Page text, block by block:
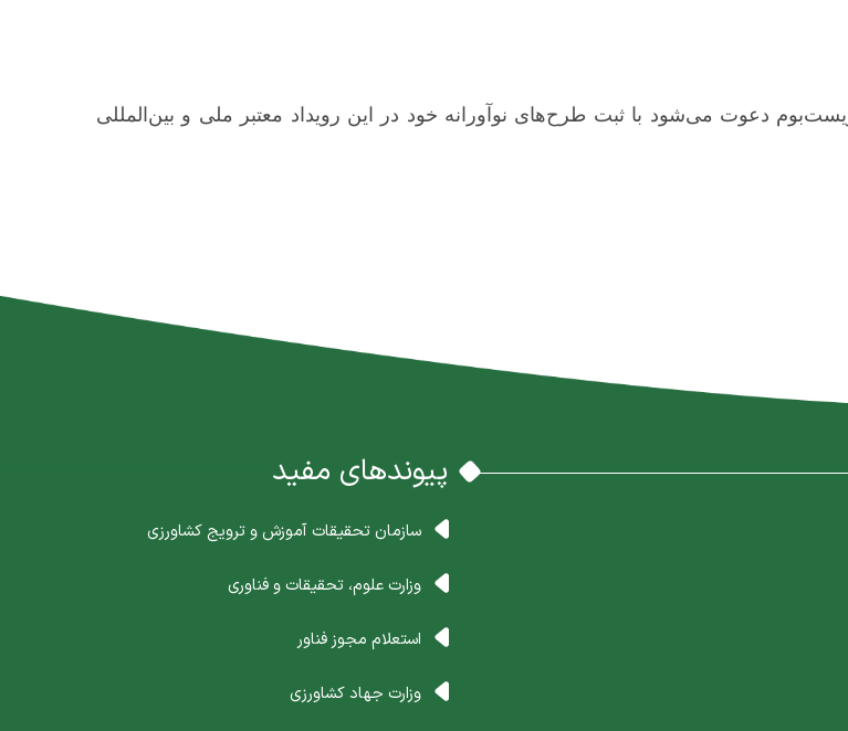
دعوت می‌شود با ثبت طرح‌های نوآورانه خود در این رویداد معتبر ملی و بین‌المللی
پیوندهای مفید
سازمان تحقیقات آموزش و ترویج کشاورزی
وزارت علوم، تحقیقات و فناوری
استعلام مجوز فناور
وزارت جهاد کشاورزی